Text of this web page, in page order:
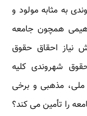
به مثابه مولود و
همچون جامعه
نیاز احقاق حقوق
شهروندی کلیه
مذهبی و برخی
را تأمین می کند؟